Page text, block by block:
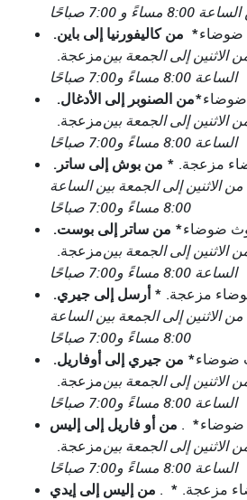
و 7:00 صباحًا
من كاليفورنيا إلى باين. *ضوضاء
مزعجة.الاثنين إلى الجمعة بين
الساعة 8:00 مساءً و7:00 صباحًا
من الصنوبر إلى الأدغال.*ضوضاء
مزعجة.الاثنين إلى الجمعة بين
الساعة 8:00 مساءً و7:00 صباحًا
من بوش إلى ساتر. * مزعجة.
الاثنين إلى الجمعة بين الساعة
8:00 مساءً و7:00 صباحًا
من ساتر إلى بوست. *ضوضاء
مزعجة.الاثنين إلى الجمعة بين
الساعة 8:00 مساءً و7:00 صباحًا
أرسل إلى جيري. * مزعجة.
الاثنين إلى الجمعة بين الساعة
8:00 مساءً و7:00 صباحًا
من جيري إلى أوفاريل. *ضوضاء
مزعجة.الاثنين إلى الجمعة بين
الساعة 8:00 مساءً و7:00 صباحًا
من أو فاريل إلى إليس . *ضوضاء
مزعجة.الاثنين إلى الجمعة بين
الساعة 8:00 مساءً و7:00 صباحًا
من إليس إلى إيدي . * مزعجة.